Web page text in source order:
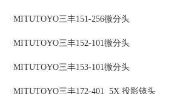
MITUTOYO三丰151-256微分头
MITUTOYO三丰152-101微分头
MITUTOYO三丰153-101微分头
MITUTOYO三丰172-401 5X 投影镜头